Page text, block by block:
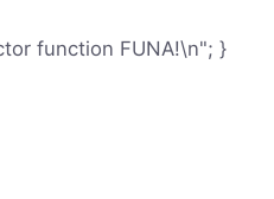
function FUNA!\n"; }